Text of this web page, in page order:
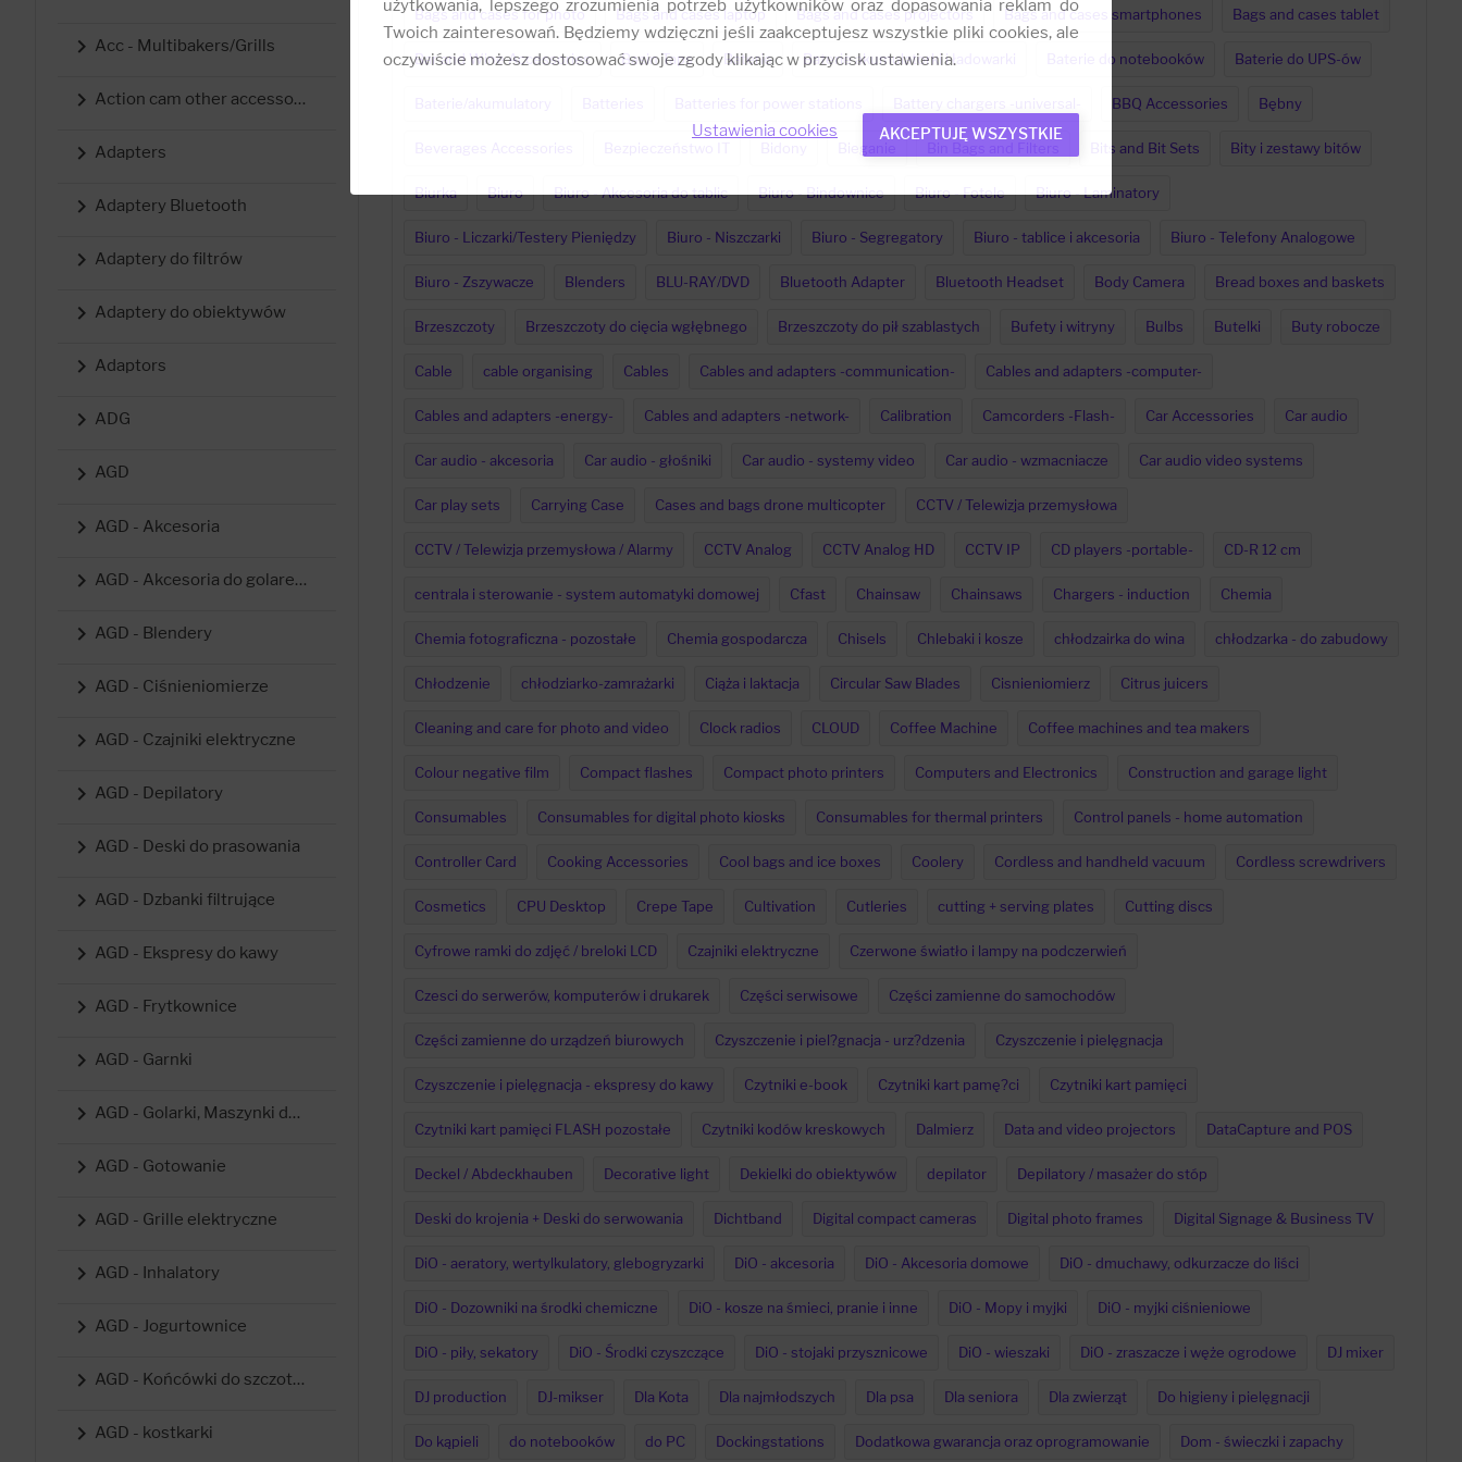
 Acc - Multibakers/Grills
 Action cam other accessories
 Adapters
 Adaptery Bluetooth
 Adaptery do filtrów
 Adaptery do obiektywów
 Adaptors
 ADG
 AGD
 AGD - Akcesoria
 AGD - Akcesoria do golarek, trymerów, maszynek
 AGD - Blendery
 AGD - Ciśnieniomierze
 AGD - Czajniki elektryczne
 AGD - Depilatory
 AGD - Deski do prasowania
 AGD - Dzbanki filtrujące
 AGD - Ekspresy do kawy
 AGD - Frytkownice
 AGD - Garnki
 AGD - Golarki, Maszynki do strzyżenia i trymery
 AGD - Gotowanie
 AGD - Grille elektryczne
 AGD - Inhalatory
 AGD - Jogurtownice
 AGD - Końcówki do szczoteczek
 AGD - kostkarki
Bags and cases for photo Bags and cases laptop Bags and cases projectors Bags and cases smartphones Bags and cases tablet
Bar and Wine Accessories Basin Taps Baterie Baterie akumulatorki i ładowarki Baterie do notebooków Baterie do UPS-ów
Battery chargers -universal- BBQ Accessories Bębny
Bits and Bit Sets Bity i zestawy bitów
Biurka Biuro Biuro - Akcesoria do tablic Biuro - Bindownice Biuro - Fotele Biuro - Laminatory
Biuro - Liczarki/Testery Pieniędzy Biuro - Niszczarki Biuro - Segregatory Biuro - tablice i akcesoria Biuro - Telefony Analogowe
Biuro - Zszywacze Blenders BLU-RAY/DVD Bluetooth Adapter Bluetooth Headset Body Camera Bread boxes and baskets
Brzeszczoty Brzeszczoty do cięcia wgłębnego Brzeszczoty do pił szablastych Bufety i witryny Bulbs Butelki Buty robocze
Cable cable organising Cables Cables and adapters -communication- Cables and adapters -computer-
Cables and adapters -energy- Cables and adapters -network- Calibration Camcorders -Flash- Car Accessories Car audio
Car audio - akcesoria Car audio - głośniki Car audio - systemy video Car audio - wzmacniacze Car audio video systems
Car play sets Carrying Case Cases and bags drone multicopter CCTV / Telewizja przemysłowa
CCTV / Telewizja przemysłowa / Alarmy CCTV Analog CCTV Analog HD CCTV IP CD players -portable- CD-R 12 cm
centrala i sterowanie - system automatyki domowej Cfast Chainsaw Chainsaws Chargers - induction Chemia
Chemia fotograficzna - pozostałe Chemia gospodarcza Chisels Chlebaki i kosze chłodzairka do wina chłodzarka - do zabudowy
Chłodzenie chłodziarko-zamrażarki Ciąża i laktacja Circular Saw Blades Cisnieniomierz Citrus juicers
Cleaning and care for photo and video Clock radios CLOUD Coffee Machine Coffee machines and tea makers
Colour negative film Compact flashes Compact photo printers Computers and Electronics Construction and garage light
Consumables Consumables for digital photo kiosks Consumables for thermal printers Control panels - home automation
Controller Card Cooking Accessories Cool bags and ice boxes Coolery Cordless and handheld vacuum Cordless screwdrivers
Cosmetics CPU Desktop Crepe Tape Cultivation Cutleries cutting + serving plates Cutting discs
Cyfrowe ramki do zdjęć / breloki LCD Czajniki elektryczne Czerwone światło i lampy na podczerwień
Czesci do serwerów, komputerów i drukarek Części serwisowe Części zamienne do samochodów
Części zamienne do urządzeń biurowych Czyszczenie i piel?gnacja - urz?dzenia Czyszczenie i pielęgnacja
Czyszczenie i pielęgnacja - ekspresy do kawy Czytniki e-book Czytniki kart pamę?ci Czytniki kart pamięci
Czytniki kart pamięci FLASH pozostałe Czytniki kodów kreskowych Dalmierz Data and video projectors DataCapture and POS
Deckel / Abdeckhauben Decorative light Dekielki do obiektywów depilator Depilatory / masażer do stóp
Deski do krojenia + Deski do serwowania Dichtband Digital compact cameras Digital photo frames Digital Signage & Business TV
DiO - aeratory, wertylkulatory, glebogryzarki DiO - akcesoria DiO - Akcesoria domowe DiO - dmuchawy, odkurzacze do liści
DiO - Dozowniki na środki chemiczne DiO - kosze na śmieci, pranie i inne DiO - Mopy i myjki DiO - myjki ciśnieniowe
DiO - piły, sekatory DiO - Środki czyszczące DiO - stojaki przysznicowe DiO - wieszaki DiO - zraszacze i węże ogrodowe DJ mixer
DJ production DJ-mikser Dla Kota Dla najmłodszych Dla psa Dla seniora Dla zwierząt Do higieny i pielęgnacji
Do kąpieli do notebooków do PC Dockingstations Dodatkowa gwarancja oraz oprogramowanie Dom - świeczki i zapachy
użytkowania, lepszego zrozumienia potrzeb użytkowników oraz dopasowania reklam do
Twoich zainteresowań. Będziemy wdzięczni jeśli zaakceptujesz wszystkie pliki cookies, ale
oczywiście możesz dostosować swoje zgody klikając w przycisk ustawienia.
Ustawienia cookies AKCEPTUJĘ WSZYSTKIE